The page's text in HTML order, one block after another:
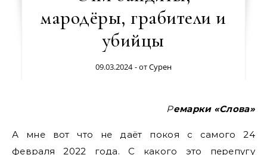
мародёры, грабители и
убийцы
09.03.2024 - отСурен
Ремарки «Слова»
А мне вот что не даёт покоя с самого 24
февраля 2022 года. С какого это перепугу